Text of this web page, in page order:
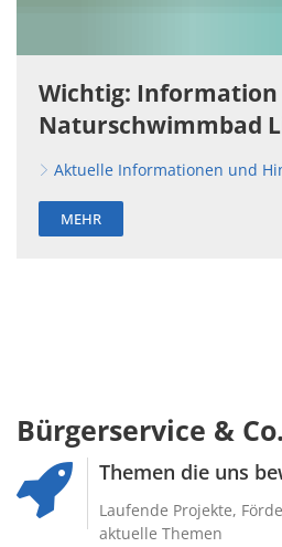
Wichtig: Information
Naturschwimmbad
Aktuelle Informationen und
MEHR
Bürgerservice &
Themen die uns
Laufende Projekte,
aktuelle Themen